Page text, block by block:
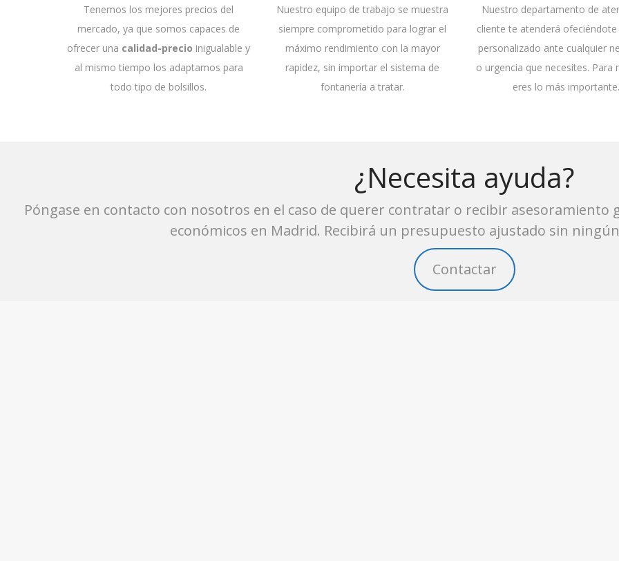
Tenemos los mejores precios del
mercado, ya que somos capaces de
ofrecer una calidad-precio inigualable y
al mismo tiempo los adaptamos para
todo tipo de bolsillos.
Nuestro equipo de trabajo se muestra
siempre comprometido para lograr el
máximo rendimiento con la mayor
rapidez, sin importar el sistema de
fontanería a tratar.
Nuestro departamento de
cliente te atenderá
personalizado ante cualquier
o urgencia que necesites. Para
eres lo más importante.
¿Necesita ayuda?
Póngase en contacto con nosotros en el caso de querer contratar o recibir
económicos en Madrid. Recibirá un presupuesto ajustado sin
Contactar